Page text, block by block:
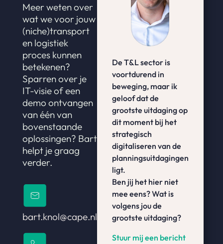
Meer weten over
wat we voor jouw
(niche)transport
en logistiek
proces kunnen
betekenen?
Sparren over je
IT-visie of een
demo ontvangen
van één van
bovenstaande
oplossingen? Bart
helpt je graag
verder.
bart.knol@cape.nl
De T&L sector is
voortdurend in
beweging, maar ik
geloof dat de
grootste uitdaging op
dit moment bij het
strategisch
digitaliseren van de
planningsuitdagingen
ligt.
Ben jij het hier niet
mee eens? Wat is
volgens jou de
grootste uitdaging?
Stuur mij een bericht